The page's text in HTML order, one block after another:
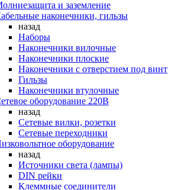
и заземление
наконечники, гильзы
назад
Наборы
Наконечники вилочные
Наконечники плоские
Наконечники с отверстием под винт
Гильзы
Наконечники втулочные
оборудование 220В
назад
Сетевые вилки, розетки
Сетевые переходники
оборудование
назад
Источники света (лампы)
DIN рейки
Клеммные соединители